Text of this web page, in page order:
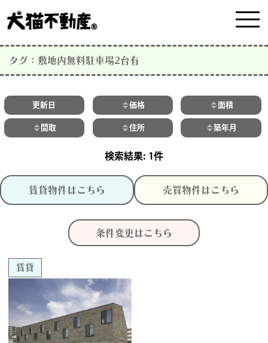
タグ：敷地内無料駐車場2台有
更新日 価格 面積
間取 住所 築年月
1件
賃貸物件はこちら 売買物件はこちら
条件変更はこちら
賃貸